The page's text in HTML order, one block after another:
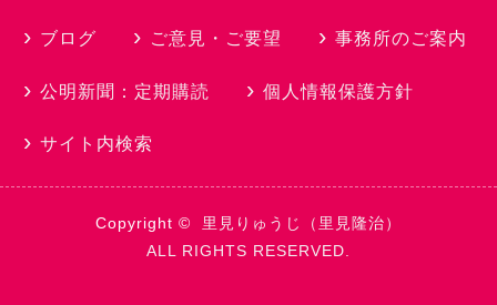
ブログ ご意見・ご要望 事務所のご案内
公明新聞：定期購読 個人情報保護方針
サイト内検索
Copyright © 里見りゅうじ（里見隆治）
ALL RIGHTS RESERVED.